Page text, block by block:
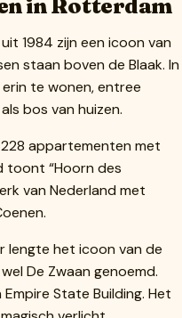
in Rotterdam
1984 zijn een icoon van
staan boven de Blaak. In
te wonen, entree
bos van huizen.
appartementen met
toont “Hoorn des
van Nederland met
lengte het icoon van de
De Zwaan genoemd.
State Building. Het